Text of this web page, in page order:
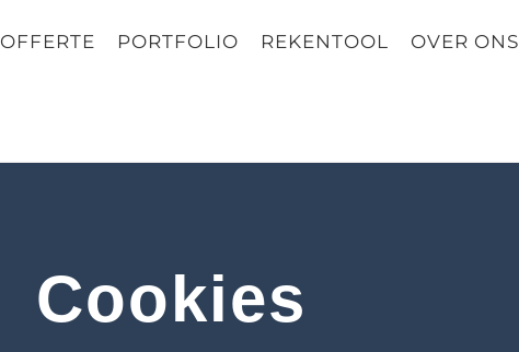
OFFERTE PORTFOLIO REKENTOOL OVER ONS
Cookies